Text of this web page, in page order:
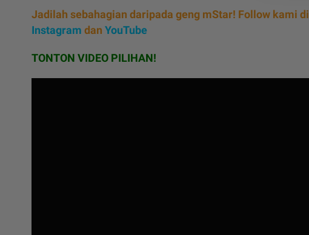
Jadilah sebahagian daripada geng mStar! Follow kami di
Instagram dan YouTube
TONTON VIDEO PILIHAN!